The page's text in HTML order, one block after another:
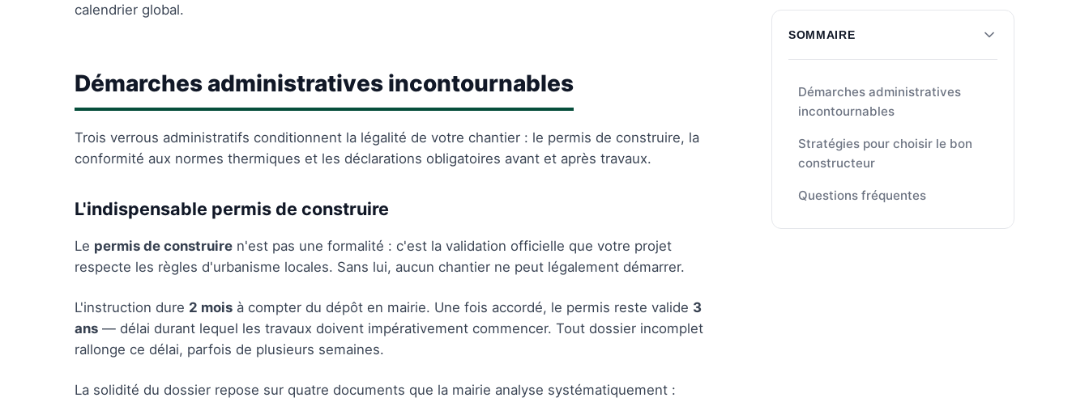
SOMMAIRE
Démarches administratives
incontournables
Stratégies pour choisir le bon
constructeur
Questions fréquentes
calendrier global.
Démarches administratives incontournables
Trois verrous administratifs conditionnent la légalité de votre chantier : le permis de construire, la
conformité aux normes thermiques et les déclarations obligatoires avant et après travaux.
L'indispensable permis de construire
Le permis de construire n'est pas une formalité : c'est la validation officielle que votre projet
respecte les règles d'urbanisme locales. Sans lui, aucun chantier ne peut légalement démarrer.
L'instruction dure 2 mois à compter du dépôt en mairie. Une fois accordé, le permis reste valide 3
ans — délai durant lequel les travaux doivent impérativement commencer. Tout dossier incomplet
rallonge ce délai, parfois de plusieurs semaines.
La solidité du dossier repose sur quatre documents que la mairie analyse systématiquement :